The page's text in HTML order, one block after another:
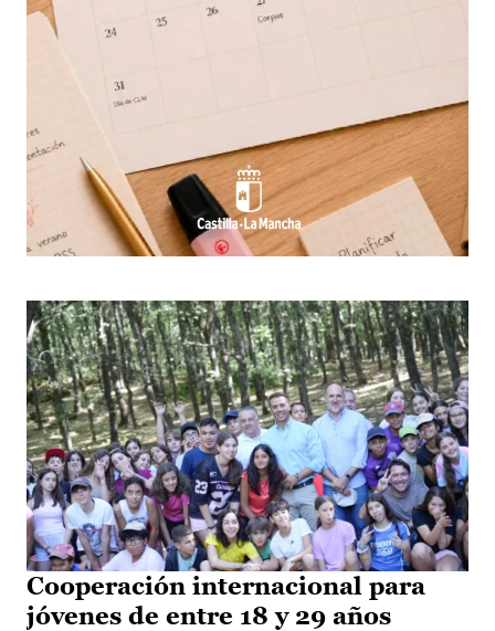
Cooperación internacional para
jóvenes de entre 18 y 29 años